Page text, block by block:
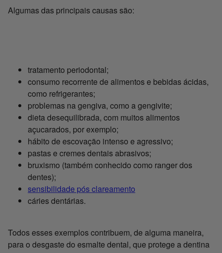
Algumas das principais causas são:
tratamento periodontal;
consumo recorrente de alimentos e bebidas ácidas,
como refrigerantes;
problemas na gengiva, como a gengivite;
dieta desequilibrada, com muitos alimentos
açucarados, por exemplo;
hábito de escovação intenso e agressivo;
pastas e cremes dentais abrasivos;
bruxismo (também conhecido como ranger dos
dentes);
sensibilidade pós clareamento
cáries dentárias.
Todos esses exemplos contribuem, de alguma maneira,
para o desgaste do esmalte dental, que protege a dentina